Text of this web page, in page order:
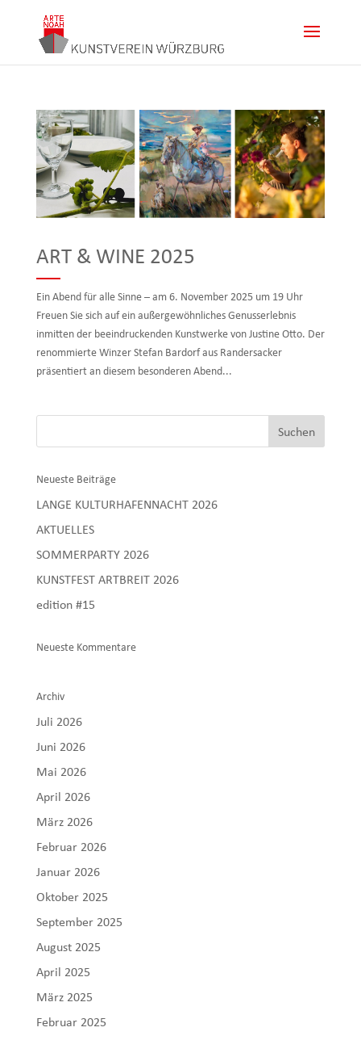
ART & WINE 2025
Ein Abend für alle Sinne – am 6. November 2025 um 19 Uhr
Freuen Sie sich auf ein außergewöhnliches Genusserlebnis
inmitten der beeindruckenden Kunstwerke von Justine Otto. Der
renommierte Winzer Stefan Bardorf aus Randersacker
präsentiert an diesem besonderen Abend...
Neueste Beiträge
LANGE KULTURHAFENNACHT 2026
AKTUELLES
SOMMERPARTY 2026
KUNSTFEST ARTBREIT 2026
edition #15
Neueste Kommentare
Archiv
Juli 2026
Juni 2026
Mai 2026
April 2026
März 2026
Februar 2026
Januar 2026
Oktober 2025
September 2025
August 2025
April 2025
März 2025
Februar 2025